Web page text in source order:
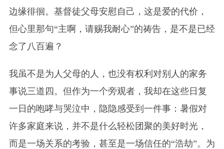
边缘徘徊。基督徒父母安慰自己，这是爱的代价，
但心里那句“主啊，请赐我耐心”的祷告，是不是已经
念了八百遍？
我虽不是为人父母的人，也没有权利对别人的家务
事说三道四。但作为一个旁观者，我却在这些日复
一日的咆哮与哭泣中，隐隐感受到一件事：暑假对
许多家庭来说，并不是什么轻松团聚的美好时光，
而是一场关系的考验，甚至是一场信任的“浩劫”。为